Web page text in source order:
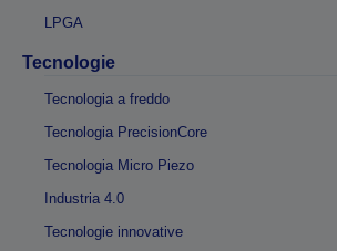
LPGA
Tecnologie
Tecnologia a freddo
Tecnologia PrecisionCore
Tecnologia Micro Piezo
Industria 4.0
Tecnologie innovative